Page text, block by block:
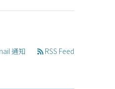
通知 RSS Feed